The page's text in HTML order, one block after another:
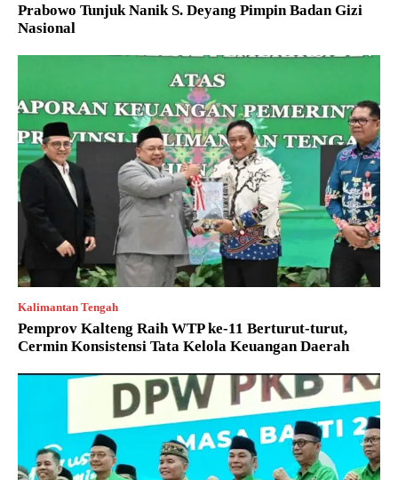
Prabowo Tunjuk Nanik S. Deyang Pimpin Badan Gizi
Nasional
Kalimantan Tengah
Pemprov Kalteng Raih WTP ke-11 Berturut-turut,
Cermin Konsistensi Tata Kelola Keuangan Daerah